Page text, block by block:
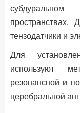
пространствах.
тензодатчики и
Для
используют
резонансной и
церебральной